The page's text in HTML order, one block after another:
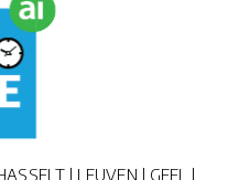
| LEUVEN | GEEL |